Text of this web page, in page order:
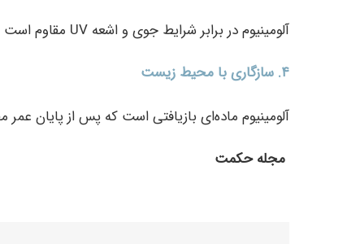
آلومینیوم در برابر شرایط جوی و اشعه UV مقاوم است و برخلاف چوب نیاز به نگهداری زیادی ندارد. با تمیز کردن دوره‌ای می‌توان برای سال‌ها از آن استفاده کرد.
۴. سازگاری با محیط زیست
آلومینیوم ماده‌ای بازیافتی است که پس از پایان
مجله حکمت